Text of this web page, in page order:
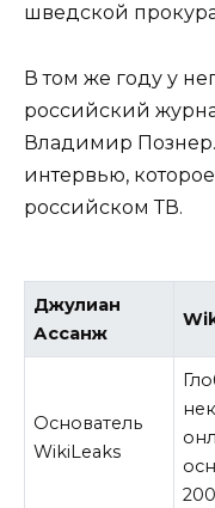
шведской
В том же году у
российский
Владимир
интервью,
российском ТВ.
Джулиан
Ассанж
Основатель
WikiLeaks